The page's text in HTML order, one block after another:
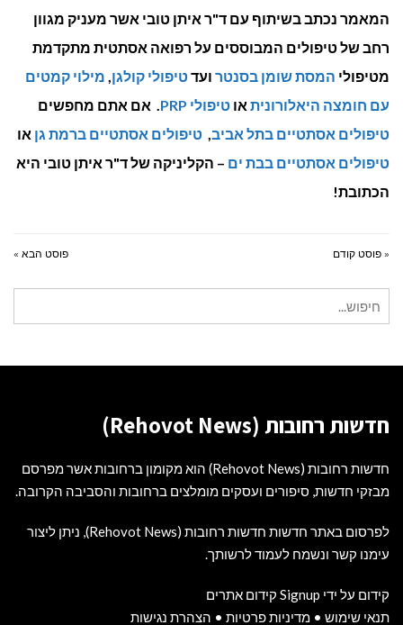
המאמר נכתב בשיתוף עם ד"ר איתן טובי אשר מעניק מגוון
רחב של טיפולים המבוססים על רפואה אסתטית מתקדמת
מטיפולי המסת שומן בסנטר ועדטיפולי קולגן, מילוי קמטים
עם חומצה היאלורונית או טיפולי PRP
. אם אתם מחפשים
טיפולים אסתטיים בתל אביב, טיפולים אסתטיים ברמת גן או
טיפולים אסתטיים בבת ים – הקליניקה של ד"ר איתן טובי היא
הכתובת!
« פוסט קודם פוסט הבא »
עבור:
חדשות רחובות (Rehovot News)
חדשות רחובות (Rehovot News) הוא מקומון ברחובות אשר מפרסם
מבזקי חדשות, סיפורים ועסקים מומלצים ברחובות והסביבה הקרובה.
לפרסום באתר חדשות חדשות רחובות (Rehovot News), ניתן ליצור
עימנו קשר ונשמח לעמוד לרשותך.
קידום על ידי Signup קידום אתרים
תנאי שימוש • מדיניות פרטיות • הצהרת נגישות